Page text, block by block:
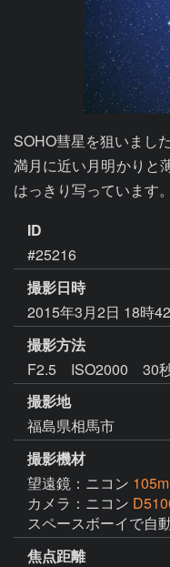
SOHO彗星を狙いまし
満月に近い月明かりと
はっきり写っています。
ID
#25216
撮影日時
2015年3月2日 18時
撮影方法
F2.5 ISO2000 30
撮影地
福島県相馬市
撮影機材
望遠鏡：ニコン
カメラ：ニコン
スペースボーイで自
焦点距離